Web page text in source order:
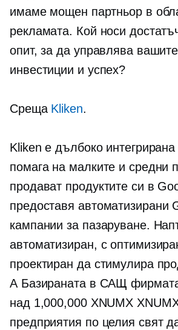
имаме мощен партньор в
рекламата. Кой носи
опит, за да управлява
инвестиции и успех?
Среща Kliken.
Kliken е дълбоко интегрирана
помага на малките и средни
продават продуктите си в
предоставя автоматизирани
кампании за пазаруване.
автоматизиран, с
проектиран да стимулира
А Базираната в САЩ
над 1,000,000 XNUMX
предприятия по целия свят